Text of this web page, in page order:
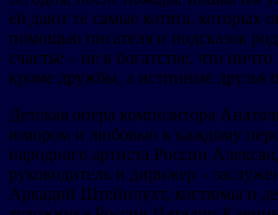
ей дают те самые котята, которых
помощью писателя и подсказок
счастье – не в богатстве, что
кроме дружбы, а истинные друзья
Детская опера композитора
юмором и любовью к каждому
народного артиста России
руководитель и дирижер –
Аркадий Штейнлухт, костюмы и